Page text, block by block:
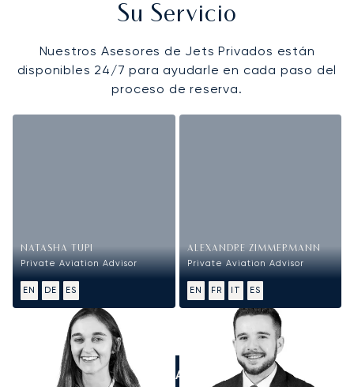
Su Servicio
Nuestros Asesores de Jets Privados están
disponibles 24/7 para ayudarle en cada paso del
proceso de reserva.
NATASHA TUPI
Private Aviation Advisor
EN DE ES
ALEXANDRE ZIMMERMANN
Private Aviation Advisor
EN FR IT ES
LLÁMANOS